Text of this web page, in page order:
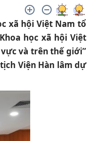
xã hội Việt Nam tổ
học xã hội Việt
và trên thế giới”
Viện Hàn lâm dự